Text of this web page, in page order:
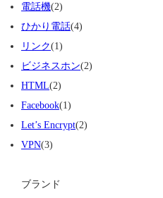
電話機(2)
ひかり電話(4)
リンク(1)
ビジネスホン(2)
HTML(2)
Facebook(1)
Let’s Encrypt(2)
VPN(3)
ブランド